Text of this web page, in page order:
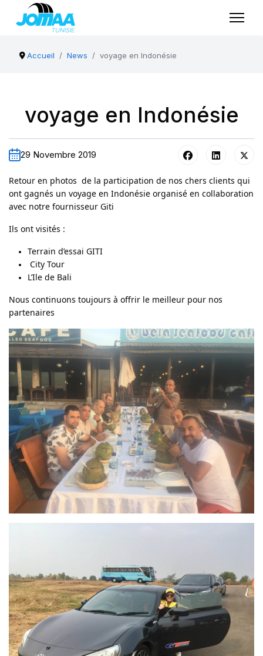
Accueil News voyage en Indonésie
voyage en Indonésie
29 Novembre 2019
Retour en photos de la participation de nos chers clients qui
ont gagnés un voyage en Indonésie organisé en collaboration
avec notre fournisseur Giti
Ils ont visités :
Terrain d’essai GITI
City Tour
L’Ile de Bali
Nous continuons toujours à offrir le meilleur pour nos
partenaires